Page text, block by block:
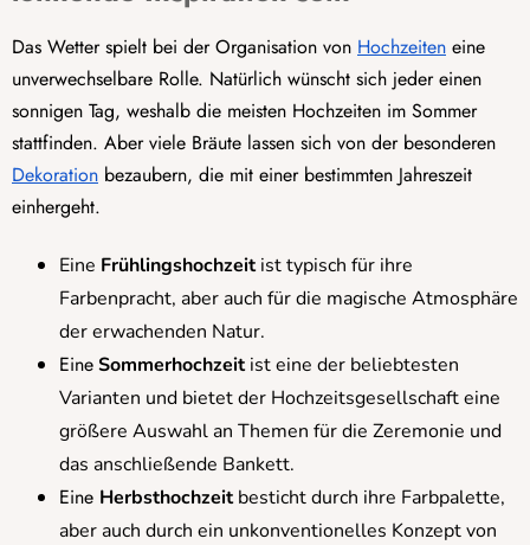
Das Wetter spielt bei der Organisation von Hochzeiten eine
unverwechselbare Rolle. Natürlich wünscht sich jeder einen
sonnigen Tag, weshalb die meisten Hochzeiten im Sommer
stattfinden. Aber viele Bräute lassen sich von der besonderen
Dekoration bezaubern, die mit einer bestimmten Jahreszeit
einhergeht.
Eine Frühlingshochzeitist typisch für ihre
Farbenpracht, aber auch für die magische Atmosphäre
der erwachenden Natur.
EineSommerhochzeitist eine der beliebtesten
Varianten und bietet der Hochzeitsgesellschaft eine
größere Auswahl an Themen für die Zeremonie und
das anschließende Bankett.
Eine Herbsthochzeitbesticht durch ihre Farbpalette,
aber auch durch ein unkonventionelles Konzept von